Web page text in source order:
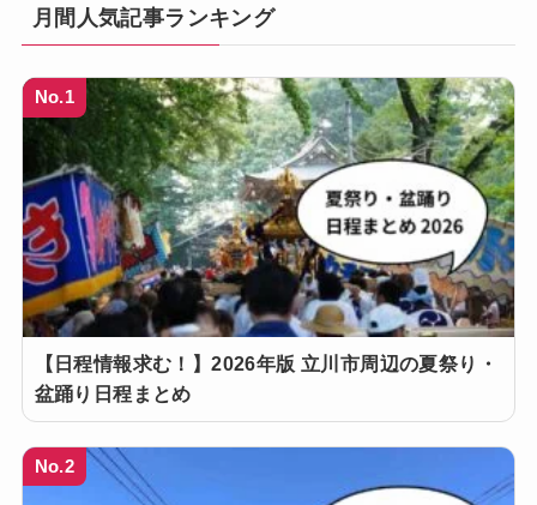
月間人気記事ランキング
No.1
【日程情報求む！】2026年版 立川市周辺の夏祭り・
盆踊り日程まとめ
No.2